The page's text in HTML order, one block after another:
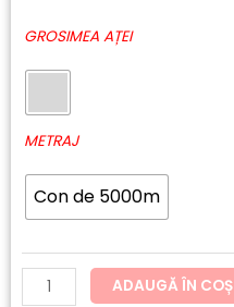
GROSIMEA AȚEI
METRAJ
Con de 5000m
Cantitate
Polyneon
Green
ADAUGĂ ÎN COȘ